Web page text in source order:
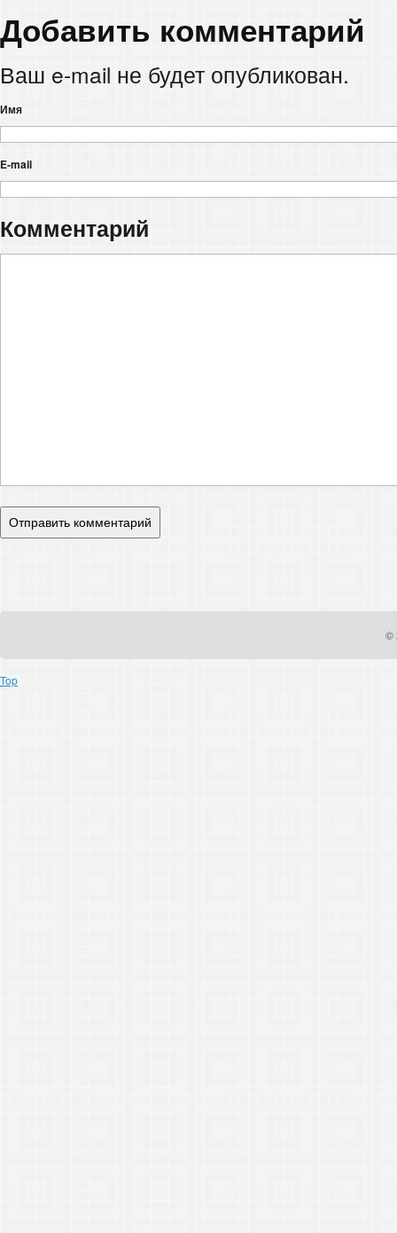
Добавить комментарий
Ваш e-mail не будет опубликован.
Имя
E-mail
Комментарий
©
Top